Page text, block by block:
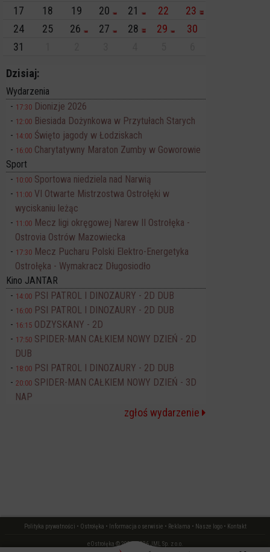
17
18 19 20 21 22
23
24
25 26 27 28 29
30
31
Dzisiaj:
Wydarzenia
17:30 Dionizje 2026
12:00 Biesiada Dożynkowa w Przytułach Starych
14:00 Święto jagody w Łodziskach
16:00 Charytatywny Maraton Zumby w Goworowie
Sport
10:00 Sportowa niedziela nad Narwią
11:00 VI Otwarte Mistrzostwa Ostrołęki w
wyciskaniu leżąc
11:00 Mecz ligi okręgowej Narew II Ostrołęka -
Ostrovia Ostrów Mazowiecka
17:30 Mecz Pucharu Polski Elektro-Energetyka
Ostrołęka - Wymakracz Długosiodło
Kino JANTAR
14:00 PSI PATROL I DINOZAURY - 2D DUB
16:00 PSI PATROL I DINOZAURY - 2D DUB
16:15 ODZYSKANY - 2D
17:50 SPIDER-MAN CAŁKIEM NOWY DZIEŃ - 2D
DUB
18:00 PSI PATROL I DINOZAURY - 2D DUB
20:00 SPIDER-MAN CAŁKIEM NOWY DZIEŃ - 3D
NAP
zgłoś wydarzenie
Polityka prywatności • Ostrołęka • Informacja o serwisie • Reklama • Nasze logo• Kontakt
eOstrołęka © 2006 - 2026 JML Sp. z o.o.